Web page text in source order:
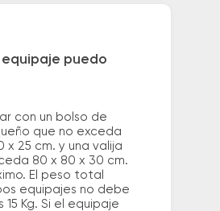
puedo
con un bolso de
que no exceda
x 25 cm. y una valija
80 x 80 x 30 cm.
El peso total
equipajes no debe
15 Kg. Si el equipaje